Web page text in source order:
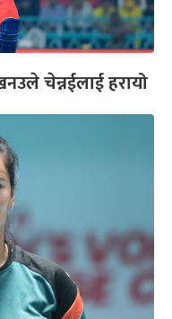
चेन्नईलाई हरायो